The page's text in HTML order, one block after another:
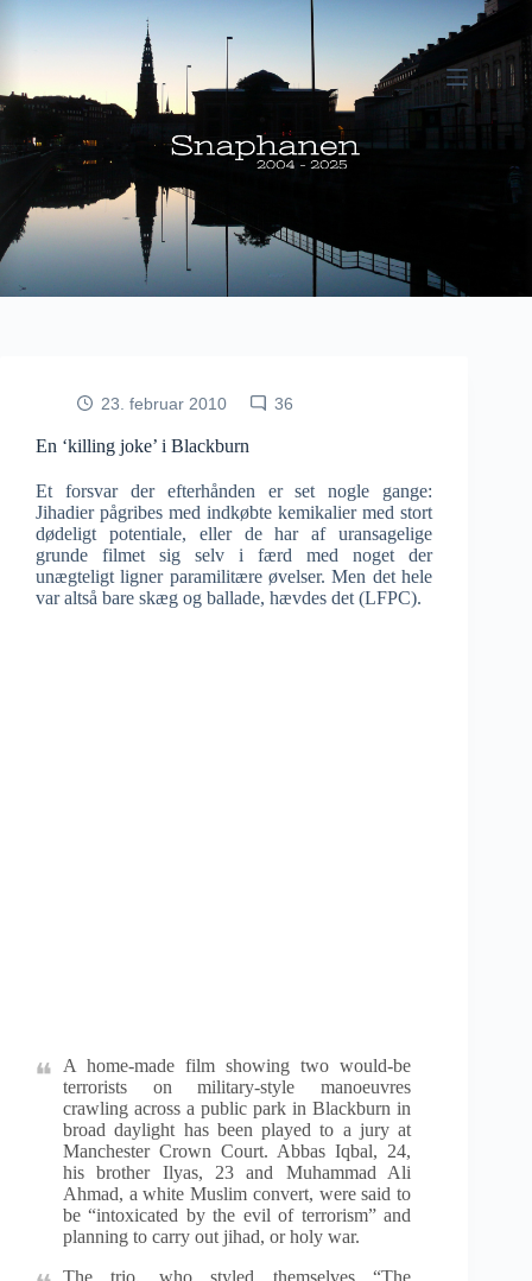
23. februar 2010 36
En ‘killing joke’ i Blackburn
Et forsvar der efterhånden er set nogle gange:
Jihadier pågribes med indkøbte kemikalier med stort
dødeligt potentiale, eller de har af uransagelige
grunde filmet sig selv i færd med noget der
unægteligt ligner paramilitære øvelser. Men det hele
var altså bare skæg og ballade, hævdes det (LFPC).
A home-made film showing two would-be
terrorists on military-style manoeuvres
crawling across a public park in Blackburn in
broad daylight has been played to a jury at
Manchester Crown Court. Abbas Iqbal, 24,
his brother Ilyas, 23 and Muhammad Ali
Ahmad, a white Muslim convert, were said to
be “intoxicated by the evil of terrorism” and
planning to carry out jihad, or holy war.
The trio, who styled themselves “The